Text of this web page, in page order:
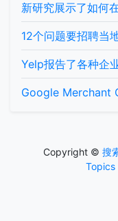
新研究展示了如何
12个问题要招聘当
Yelp报告了各种企
Google Merchant
Copyright © 搜
Topics